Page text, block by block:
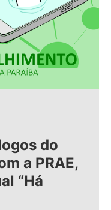
do
a PRAE,
“Há